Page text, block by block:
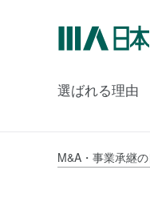
選ばれる理由
M&A・事業承継